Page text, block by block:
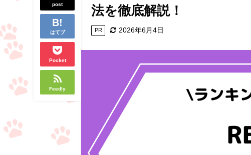
post
はてブ
Pocket
Feedly
法を徹底解説！
PR 2026年6月4日